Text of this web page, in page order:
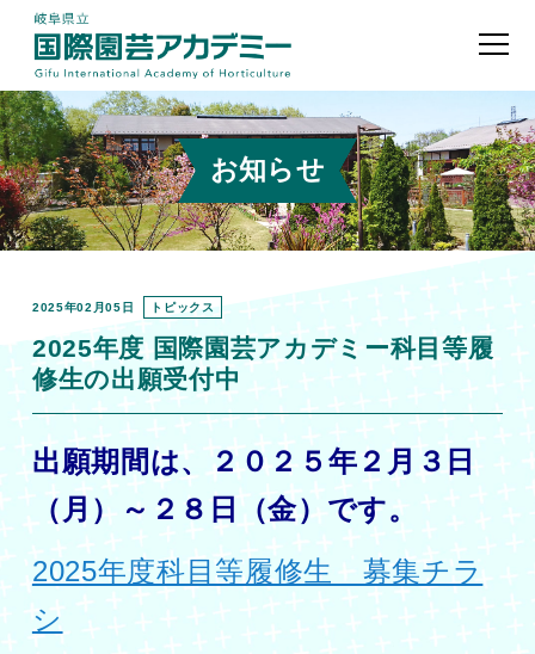
お知らせ
2025年02月05日 トピックス
2025年度 国際園芸アカデミー科目等履
修生の出願受付中
出願期間は、２０２５年２月３日
（月）～２８日（金）です。
2025年度科目等履修生 募集チラ
シ